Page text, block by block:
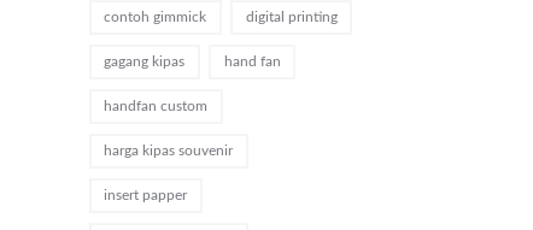
contoh gimmick digital printing
gagang kipas hand fan
handfan custom
harga kipas souvenir
insert papper